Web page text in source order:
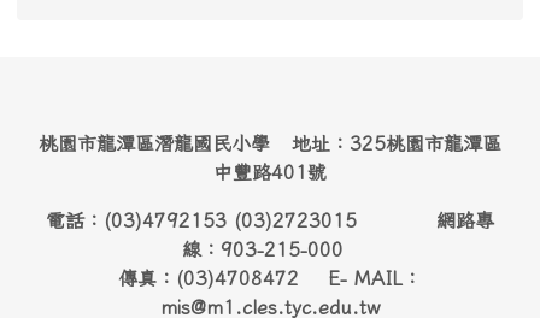
桃園市龍潭區潛龍國民小學 地址：325桃園市龍潭區
中豐路401號
電話：(03)4792153 (03)2723015 網路專
線：903-215-000
傳真：(03)4708472 E- MAIL：
mis@m1.cles.tyc.edu.tw